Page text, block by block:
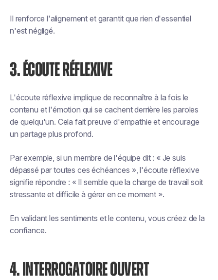
Il renforce l'alignement et garantit que rien d'essentiel
n'est négligé.
3. ÉCOUTE RÉFLEXIVE
L'écoute réflexive implique de reconnaître à la fois le
contenu et l'émotion qui se cachent derrière les paroles
de quelqu'un. Cela fait preuve d'empathie et encourage
un partage plus profond.
Par exemple, si un membre de l'équipe dit : « Je suis
dépassé par toutes ces échéances », l'écoute réflexive
signifie répondre : « Il semble que la charge de travail soit
stressante et difficile à gérer en ce moment ».
En validant les sentiments et le contenu, vous créez de la
confiance.
4. INTERROGATOIRE OUVERT